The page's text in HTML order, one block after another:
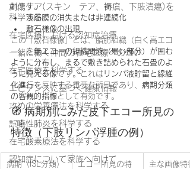
創傷ケア(スキン テア、褥瘡、下肢潰瘍)を
科学する
在宅医療における認知症治療
一緒に働く仲間の在宅医療への想い
在宅医療を科学する
エビデンスに基づく健康情報
攻めの栄養療法を科学する
誤嚥性肺炎を科学する
在宅酸素療法を科学する
認知症について家族へ向けて
れます。
浅筋膜の消失または非連続化
敷石様像の出現
この「敷石様像」とは、脂肪組織（白く高エコ
ー）を無エコーの組織間液（黒い部分）が囲む
ように分布し、まるで敷き詰められた石畳のよ
うに見える像です。これは リンパ液貯留と線維
化進行を反映する重要な所見であり、 病期分類
の客観的指標として有効です。
🧭 病期別にみた皮下エコー所見の
特徴（下肢リンパ浮腫の例）
病期（ISL分類）
エコー所見の特
主な画像特